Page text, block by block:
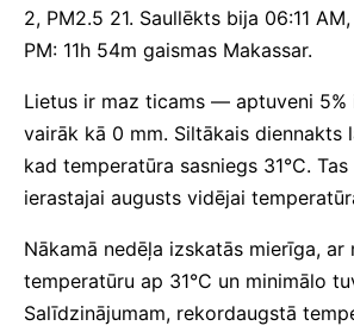
2, PM2.5 21. Saullēkts bija 06:11
PM: 11h 54m gaismas Makassar.
Lietus ir maz ticams — aptuveni 5%
vairāk kā 0 mm. Siltākais diennakts
kad temperatūra sasniegs 31°C.
ierastajai augusts vidējai
Nākamā nedēļa izskatās mierīga, ar
temperatūru ap 31°C un minimālo
Salīdzinājumam, rekordaugstā